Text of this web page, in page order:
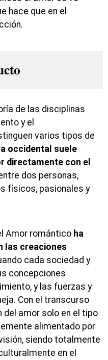
hace que en el
de las disciplinas
y el
varios tipos de
occidental suele
directamente con el
dos personas,
físicos, pasionales y
Amor romántico ha
las creaciones
cada sociedad y
concepciones
y las fuerzas y
Con el transcurso
amor solo en el tipo
alimentado por
siendo totalmente
en el